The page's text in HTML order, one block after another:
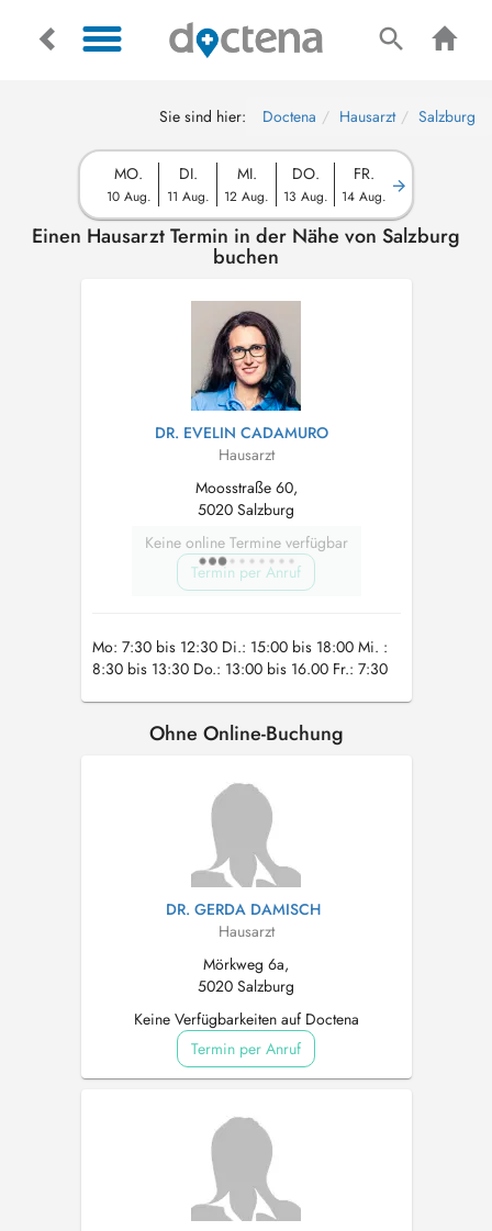
Sie sind hier: Doctena Hausarzt Salzburg
MO.
10 Aug.
DI.
11 Aug.
MI.
12 Aug.
DO.
13 Aug.
FR.
14 Aug.
Einen Hausarzt Termin in der Nähe von Salzburg
buchen
DR. EVELIN CADAMURO
Hausarzt
Moosstraße 60,
5020 Salzburg
Keine online Termine verfügbar
Termin per Anruf
Mo: 7:30 bis 12:30 Di.: 15:00 bis 18:00 Mi. :
8:30 bis 13:30 Do.: 13:00 bis 16.00 Fr.: 7:30
Ohne Online-Buchung
DR. GERDA DAMISCH
Hausarzt
Mörkweg 6a,
5020 Salzburg
Keine Verfügbarkeiten auf Doctena
Termin per Anruf